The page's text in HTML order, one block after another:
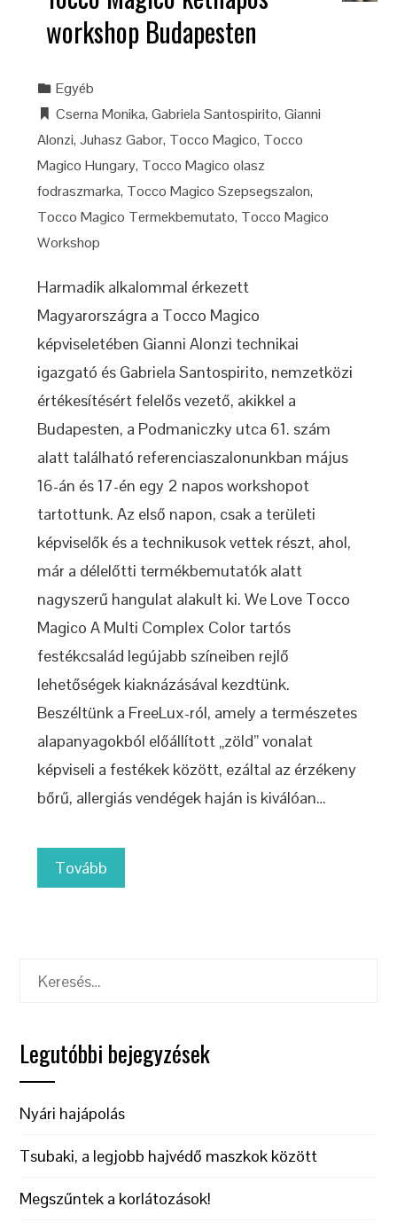
workshop Budapesten
Egyéb
Cserna Monika,Gabriela Santospirito,Gianni
Alonzi,Juhasz Gabor, Tocco Magico, Tocco
Magico Hungary, Tocco Magico olasz
fodraszmarka, Tocco Magico Szepsegszalon,
Tocco Magico Termekbemutato, Tocco Magico
Workshop
Harmadik alkalommal érkezett
Magyarországra a Tocco Magico
képviseletében Gianni Alonzi technikai
igazgató és Gabriela Santospirito, nemzetközi
értékesítésért felelős vezető, akikkel a
Budapesten, a Podmaniczky utca 61. szám
alatt található referenciaszalonunkban május
16-án és 17-én egy 2 napos workshopot
tartottunk. Az első napon, csak a területi
képviselők és a technikusok vettek részt, ahol,
már a délelőtti termékbemutatók alatt
nagyszerű hangulat alakult ki. We Love Tocco
Magico A Multi Complex Color tartós
festékcsalád legújabb színeiben rejlő
lehetőségek kiaknázásával kezdtünk.
Beszéltünk a FreeLux-ról, amely a természetes
alapanyagokból előállított „zöld” vonalat
képviseli a festékek között, ezáltal az érzékeny
bőrű, allergiás vendégek haján is kiválóan…
Tovább
Keresés:
Legutóbbi bejegyzések
Nyári hajápolás
Tsubaki, a legjobb hajvédő maszkok között
Megszűntek a korlátozások!